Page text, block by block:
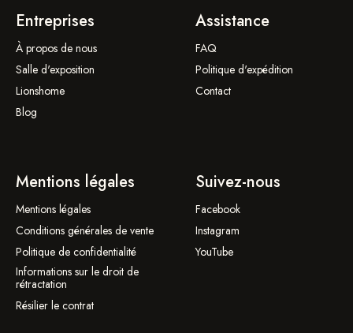
Entreprises
À propos de nous
Salle d'exposition
Lionshome
Blog
Assistance
FAQ
Politique d'expédition
Contact
Mentions légales
Mentions légales
Conditions générales de vente
Politique de confidentialité
Informations sur le droit de
rétractation
Résilier le contrat
Suivez-nous
Facebook
Instagram
YouTube